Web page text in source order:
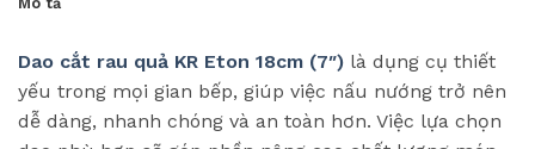
Dao cắt rau quả KR Eton 18cm (7″) là dụng cụ thiết
yếu trong mọi gian bếp, giúp việc nấu nướng trở nên
dễ dàng, nhanh chóng và an toàn hơn. Việc lựa chọn